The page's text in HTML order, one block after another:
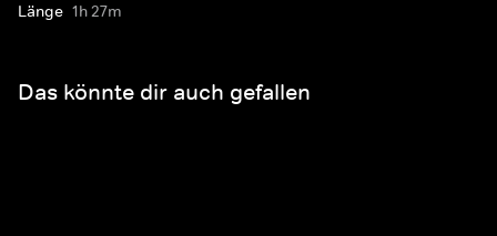
Länge 1h 27m
Das könnte dir auch gefallen